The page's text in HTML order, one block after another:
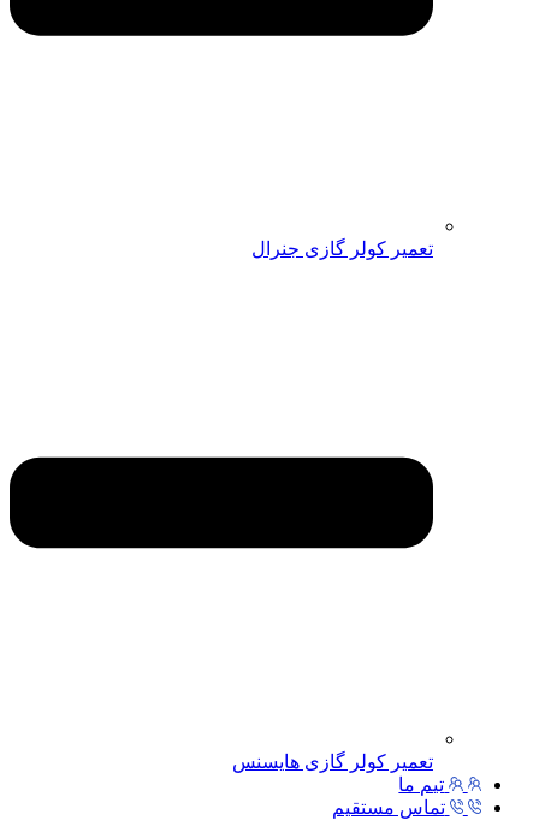
تعمیر کولر گازی جنرال
تعمیر کولر گازی هایسنس
تیم ما
تماس مستقیم